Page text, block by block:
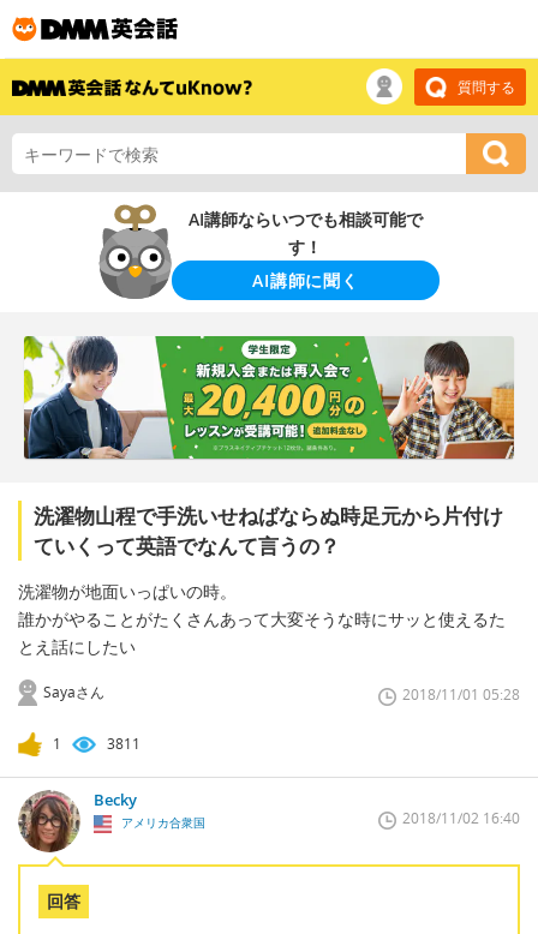
質問する
AI講師ならいつでも相談可能で
す！
AI講師に聞く
洗濯物山程で手洗いせねばならぬ時足元から片付け
ていくって英語でなんて言うの？
洗濯物が地面いっぱいの時。
誰かがやることがたくさんあって大変そうな時にサッと使えるた
とえ話にしたい
Sayaさん 2018/11/01 05:28
1 3811
Becky
アメリカ合衆国 2018/11/02 16:40
回答